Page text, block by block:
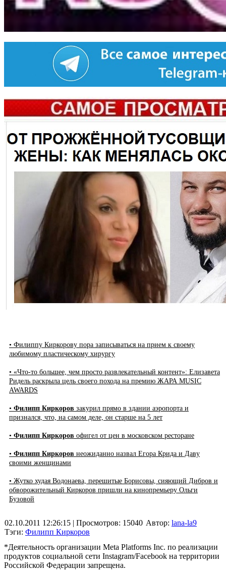
• Филиппу Киркорову пора записываться на прием к своему
любимому пластическому хирургу
• «Что-то большее, чем просто развлекательный контент»: Елизавета
Ридель раскрыла цель своего похода на премию ЖАРА MUSIC
AWARDS
• Филипп Киркоров закурил прямо в здании аэропорта и
признался, что, на самом деле, он старше на 5 лет
• Филипп Киркоров офигел от цен в московском ресторане
• Филипп Киркоров неожиданно назвал Егора Крида и Даву
своими женщинами
• Жутко худая Водонаева, перешитые Борисовы, сияющий Дибров и
обворожительный Киркоров пришли на кинопремьеру Ольги
Бузовой
02.10.2011 12:26:15 | Просмотров: 15040
Тэги: Филипп Киркоров
Автор: lana-la9
*Деятельность организации Meta Platforms Inc. по реализации
продуктов социальной сети Instagram/Facebook на территории
Российской Федерации запрещена.